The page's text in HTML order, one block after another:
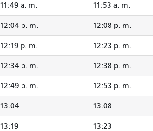
11:49 a. m. 11:53 a. m.
12:04 p. m. 12:08 p. m.
12:19 p. m. 12:23 p. m.
12:34 p. m. 12:38 p. m.
12:49 p. m. 12:53 p. m.
13:04 13:08
13:19 13:23